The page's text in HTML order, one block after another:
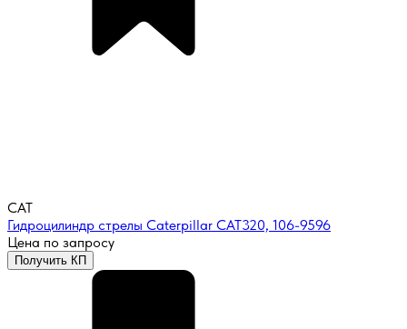
CAT
Гидроцилиндр стрелы Caterpillar CAT320, 106-9596
Цена по запросу
Получить КП